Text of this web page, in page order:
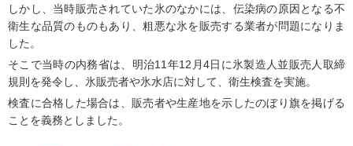
しかし、当時販売されていた氷のなかには、伝染病の原因となる不
衛生な品質のものもあり、粗悪な氷を販売する業者が問題になりま
した。
そこで当時の内務省は、明治11年12月4日に氷製造人並販売人取締
規則を発令し、氷販売者や氷水店に対して、衛生検査を実施。
検査に合格した場合は、販売者や生産地を示したのぼり旗を掲げる
ことを義務としました。